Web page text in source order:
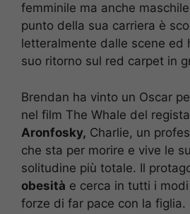
femminile ma anche
punto della sua carriera è
letteralmente dalle scene ed
suo ritorno sul red carpet in
Brendan ha vinto un Oscar
nel film The Whale del regista
Aronfosky, Charlie, un
che sta per morire e vive le
solitudine più totale. Il
obesità e cerca in tutti i
forze di far pace con la figlia.